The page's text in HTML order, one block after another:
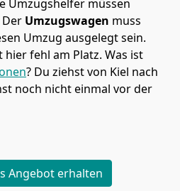
Umzugshelfer müssen
Umzugswagen muss
Umzug ausgelegt sein.
hier fehl am Platz. Was ist
? Du ziehst von Kiel nach
noch nicht einmal vor der
Angebot erhalten